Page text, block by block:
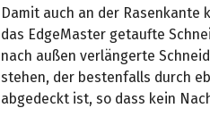
Damit auch an der Rasenkante
das EdgeMaster getaufte
nach außen verlängerte
stehen, der bestenfalls durch
abgedeckt ist, so dass kein